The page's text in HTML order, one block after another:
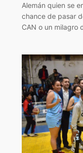
Alemán quien se
chance de pasar
CAN o un milagro